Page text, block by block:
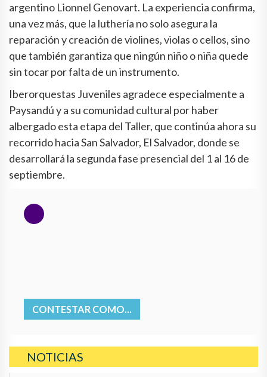
argentino Lionnel Genovart. La experiencia confirma,
una vez más, que la luthería no solo asegura la
reparación y creación de violines, violas o cellos, sino
que también garantiza que ningún niño o niña quede
sin tocar por falta de un instrumento.
Iberorquestas Juveniles agradece especialmente a
Paysandú y a su comunidad cultural por haber
albergado esta etapa del Taller, que continúa ahora su
recorrido hacia San Salvador, El Salvador, donde se
desarrollará la segunda fase presencial del 1 al 16 de
septiembre.
CONTESTAR COMO...
NOTICIAS